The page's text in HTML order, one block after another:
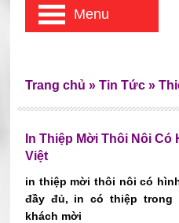
In Thiệp Mời Thôi Nôi Có
Việt
in thiệp mời thôi nôi có
đầy đủ, in có thiệp trong
khách mời
Trang chủ » Tin Tức »
Menu